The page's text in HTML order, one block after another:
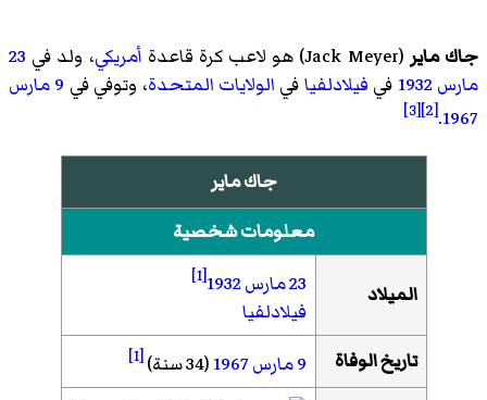
جاك ماير(
Jack Meyer)‏ هو لاعب كرة قاعدة أمريكي، ولد في 23
مارس 1932 في فيلادلفيافي الولايات المتحدة، وتوفي في 9 مارس
1967
.
[2]
[3]
جاك ماير
معلومات شخصية
الميلاد 23 مارس 1932
[1]
فيلادلفيا
تاريخ الوفاة
9 مارس 1967(34 سنة) [1]